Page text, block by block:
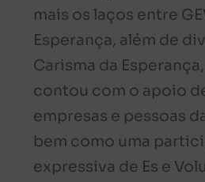
mais os laços entre
Esperança, além de
Carisma da
contou com o apoio
empresas e pessoas
bem como uma
expressiva de Es e